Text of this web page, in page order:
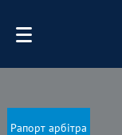
Рапорт арбітра